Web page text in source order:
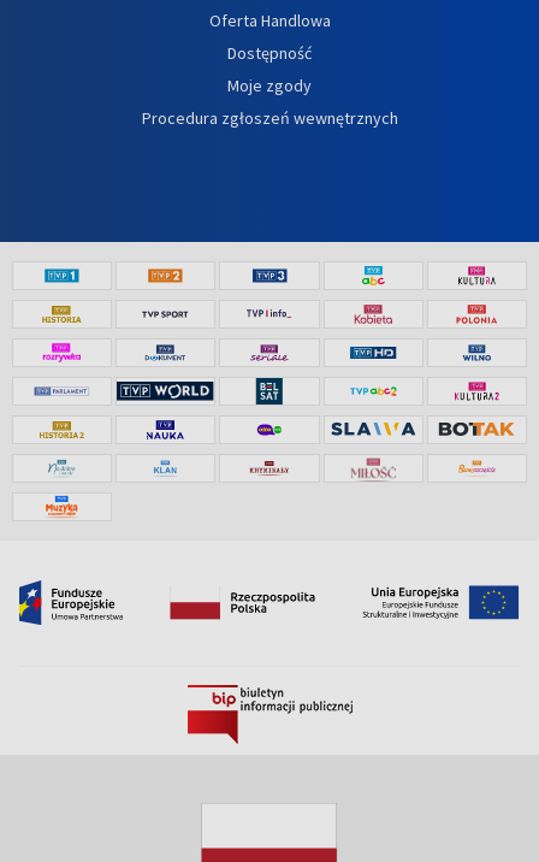
Oferta Handlowa
Dostępność
Moje zgody
Procedura zgłoszeń wewnętrznych